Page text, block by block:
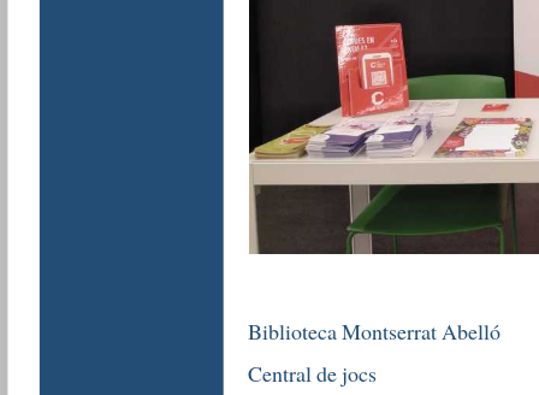
Biblioteca Montserrat Abelló
Central de jocs